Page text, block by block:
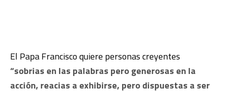
El Papa Francisco quiere personas creyentes
“sobrias en las palabras pero generosas en la
acción, reacias a exhibirse, pero dispuestas a ser